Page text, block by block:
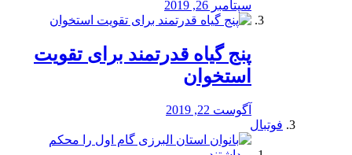
سپتامبر 26, 2019
پنج گیاه قدرتمند برای تقویت
استخوان
آگوست 22, 2019
فوتبال